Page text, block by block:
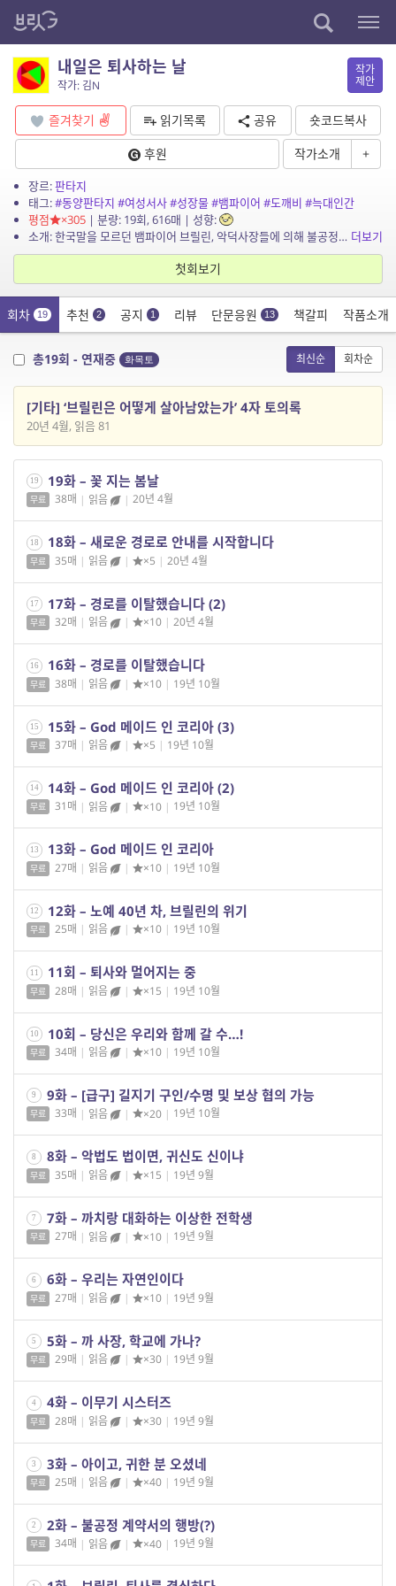
내일은 퇴사하는 날
작가: 김N
작가
제안
즐겨찾기 읽기목록 공유
숏코드복사
후원
작가소개 +
장르:판타지
태그:#동양판타지 #여성서사#성장물#뱀파이어 #도깨비 #늑대인간
평점
×305| 분량: 19회, 616매 | 성향:
소개: 한국말을 모르던 뱀파이어 브릴린, 악덕사장들에 의해 불공정 근로계약서를 작성하게 되는데. 더 이상은 미룰 수 없다, 나의 퇴사! 100년 종신계약, 그 질긴 인연을 끊을 브릴린의 ... 더보기
첫회보기
회차 19 추천 2 공지 1 리뷰 단문응원 13 책갈피 작품소개
총19회 - 연재중 화목토 최신순 회차순
[기타] ‘브릴린은 어떻게 살아남았는가’ 4자 토의록
20년 4월, 읽음 81
19 19화 – 꽃 지는 봄날
무료 38매 | 읽음 | 20년 4월
18 18화 – 새로운 경로로 안내를 시작합니다
무료 35매 | 읽음 | ×5 | 20년 4월
17 17화 – 경로를 이탈했습니다 (2)
무료 32매 | 읽음 | ×10 | 20년 4월
16 16화 – 경로를 이탈했습니다
무료 38매 | 읽음 | ×10 | 19년 10월
15 15화 – God 메이드 인 코리아 (3)
무료 37매 | 읽음 | ×5 | 19년 10월
14 14화 – God 메이드 인 코리아 (2)
무료 31매 | 읽음 | ×10 | 19년 10월
13 13화 – God 메이드 인 코리아
무료 27매 | 읽음 | ×10 | 19년 10월
12 12화 – 노예 40년 차, 브릴린의 위기
무료 25매 | 읽음 | ×10 | 19년 10월
11 11회 – 퇴사와 멀어지는 중
무료 28매 | 읽음 | ×15 | 19년 10월
10 10회 – 당신은 우리와 함께 갈 수…!
무료 34매 | 읽음 | ×10 | 19년 10월
9 9화 – [급구] 길지기 구인/수명 및 보상 협의 가능
무료 33매 | 읽음 | ×20 | 19년 10월
8 8화 – 악법도 법이면, 귀신도 신이냐
무료 35매 | 읽음 | ×15 | 19년 9월
7 7화 – 까치랑 대화하는 이상한 전학생
무료 27매 | 읽음 | ×10 | 19년 9월
6 6화 – 우리는 자연인이다
무료 27매 | 읽음 | ×10 | 19년 9월
5 5화 – 까 사장, 학교에 가나?
무료 29매 | 읽음 | ×30 | 19년 9월
4 4화 – 이무기 시스터즈
무료 28매 | 읽음 | ×30 | 19년 9월
3 3화 – 아이고, 귀한 분 오셨네
무료 25매 | 읽음 | ×40 | 19년 9월
2 2화 – 불공정 계약서의 행방(?)
무료 34매 | 읽음 | ×40 | 19년 9월